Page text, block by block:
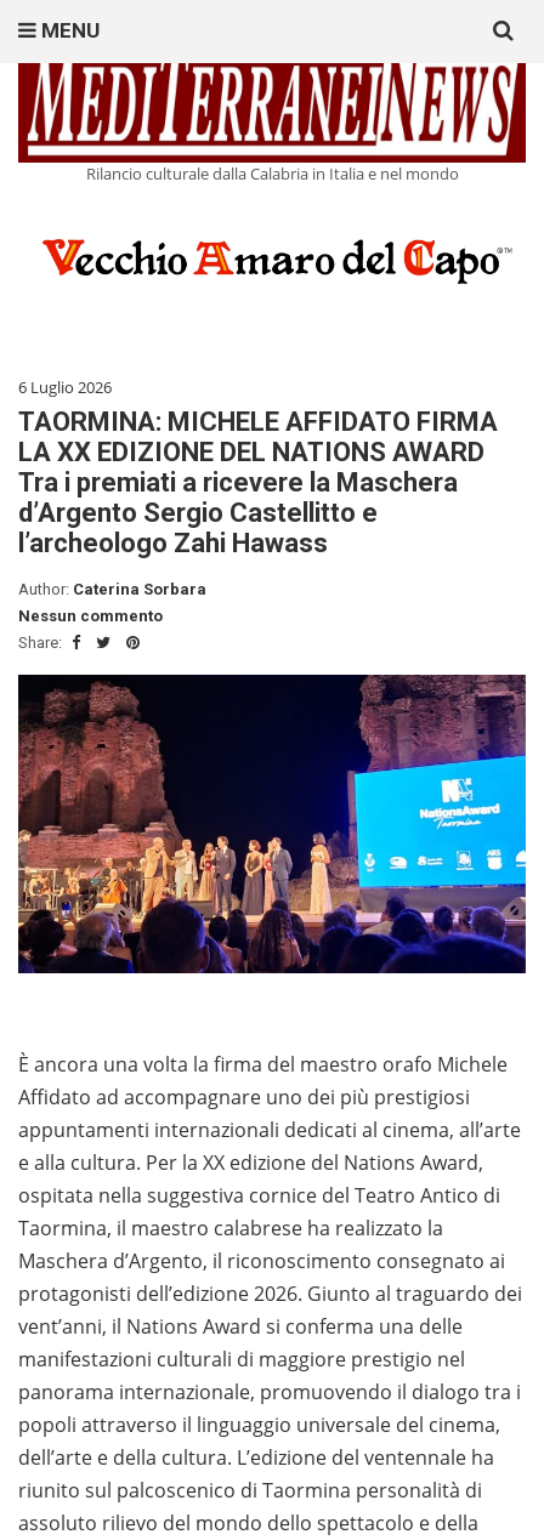
Rilancio culturale dalla Calabria in Italia e nel mondo
MENU
for:
6 Luglio 2026
TAORMINA: MICHELE AFFIDATO FIRMA
LA XX EDIZIONE DEL NATIONS AWARD
Tra i premiati a ricevere la Maschera
d’Argento Sergio Castellitto e
l’archeologo Zahi Hawass
Author: Caterina Sorbara
Nessun commento
Share:
È ancora una volta la firma del maestro orafo Michele
Affidato ad accompagnare uno dei più prestigiosi
appuntamenti internazionali dedicati al cinema, all’arte
e alla cultura. Per la XX edizione del Nations Award,
ospitata nella suggestiva cornice del Teatro Antico di
Taormina, il maestro calabrese ha realizzato la
Maschera d’Argento, il riconoscimento consegnato ai
protagonisti dell’edizione 2026. Giunto al traguardo dei
vent’anni, il Nations Award si conferma una delle
manifestazioni culturali di maggiore prestigio nel
panorama internazionale, promuovendo il dialogo tra i
popoli attraverso il linguaggio universale del cinema,
dell’arte e della cultura. L’edizione del ventennale ha
riunito sul palcoscenico di Taormina personalità di
assoluto rilievo del mondo dello spettacolo e della